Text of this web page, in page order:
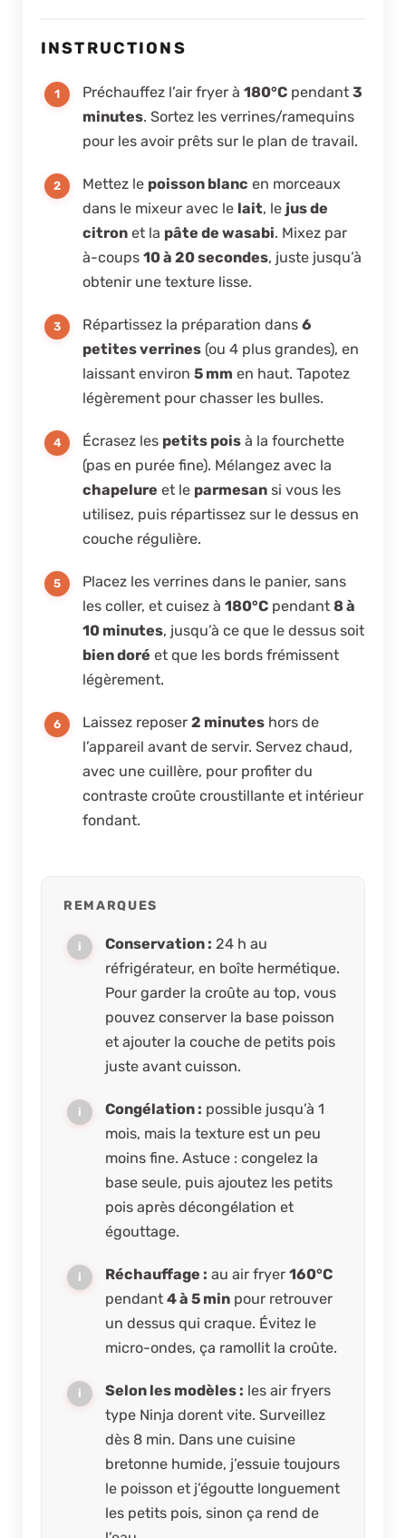
INSTRUCTIONS
Préchauffez l’air fryer à 180°C pendant 3
minutes. Sortez les verrines/ramequins
pour les avoir prêts sur le plan de travail.
Mettez le poisson blanc en morceaux
dans le mixeur avec le lait, le jus de
citron et la pâte de wasabi. Mixez par
à-coups 10 à 20 secondes, juste jusqu’à
obtenir une texture lisse.
Répartissez la préparation dans 6
petites verrines (ou 4 plus grandes), en
laissant environ 5 mm en haut. Tapotez
légèrement pour chasser les bulles.
Écrasez les petits pois à la fourchette
(pas en purée fine). Mélangez avec la
chapelure et le parmesan si vous les
utilisez, puis répartissez sur le dessus en
couche régulière.
Placez les verrines dans le panier, sans
les coller, et cuisez à 180°C pendant 8 à
10 minutes, jusqu’à ce que le dessus soit
bien doré et que les bords frémissent
légèrement.
Laissez reposer 2 minutes hors de
l’appareil avant de servir. Servez chaud,
avec une cuillère, pour profiter du
contraste croûte croustillante et intérieur
fondant.
REMARQUES
Conservation : 24 h au
réfrigérateur, en boîte hermétique.
Pour garder la croûte au top, vous
pouvez conserver la base poisson
et ajouter la couche de petits pois
juste avant cuisson.
Congélation : possible jusqu’à 1
mois, mais la texture est un peu
moins fine. Astuce : congelez la
base seule, puis ajoutez les petits
pois après décongélation et
égouttage.
Réchauffage : au air fryer 160°C
pendant 4 à 5 min pour retrouver
un dessus qui craque. Évitez le
micro-ondes, ça ramollit la croûte.
Selon les modèles : les air fryers
type Ninja dorent vite. Surveillez
dès 8 min. Dans une cuisine
bretonne humide, j’essuie toujours
le poisson et j’égoutte longuement
les petits pois, sinon ça rend de